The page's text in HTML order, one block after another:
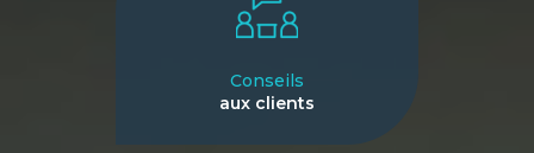
Conseils
aux clients